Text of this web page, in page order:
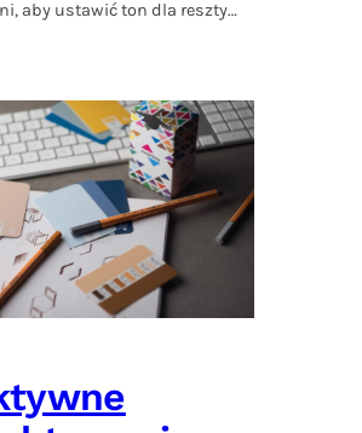
aby ustawić ton dla reszty…